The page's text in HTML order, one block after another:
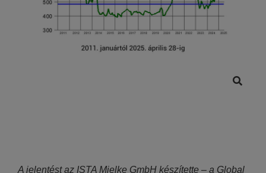
A jelentést az ISTA Mielke GmbH készítette – a Global